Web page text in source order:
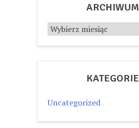
ARCHIWUM
Archiwum
KATEGORIE
Uncategorized